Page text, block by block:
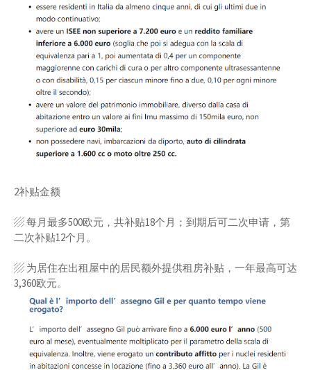
2补贴金额
▨ 每月最多500欧元，共补贴18个月；到期后可二次申请，第
二次补贴12个月。
▨ 为居住在出租屋中的居民额外提供租房补贴，一年最高可达
3,360欧元。